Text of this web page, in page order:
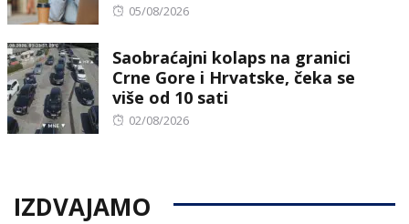
Posted
05/08/2026
Saobraćajni kolaps na granici
Crne Gore i Hrvatske, čeka se
više od 10 sati
Posted
02/08/2026
IZDVAJAMO